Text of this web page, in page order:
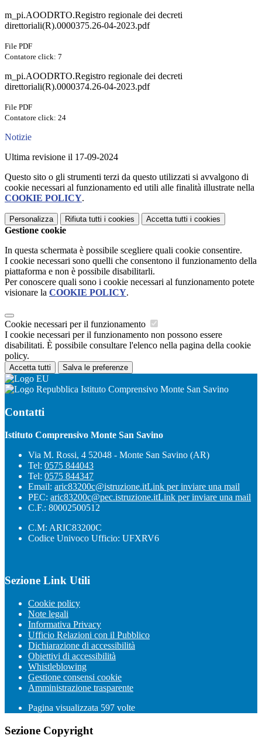
m_pi.AOODRTO.Registro regionale dei decreti
direttoriali(R).0000375.26-04-2023.pdf
File PDF
Contatore click: 7
m_pi.AOODRTO.Registro regionale dei decreti
direttoriali(R).0000374.26-04-2023.pdf
File PDF
Contatore click: 24
Notizie
Ultima revisione il 17-09-2024
Questo sito o gli strumenti terzi da questo utilizzati si avvalgono di
cookie necessari al funzionamento ed utili alle finalità illustrate nella
COOKIE POLICY.
Personalizza Rifiuta tutti i cookies Accetta tutti i cookies
Gestione cookie
In questa schermata è possibile scegliere quali cookie consentire.
I cookie necessari sono quelli che consentono il funzionamento della
piattaforma e non è possibile disabilitarli.
Per conoscere quali sono i cookie necessari al funzionamento potete
visionare la COOKIE POLICY.
Cookie necessari per il funzionamento
I cookie necessari per il funzionamento non possono essere
disabilitati. È possibile consultare l'elenco nella pagina della cookie
policy.
Accetta tutti Salva le preferenze
Istituto Comprensivo Monte San Savino
Contatti
Istituto Comprensivo Monte San Savino
Via M. Rossi, 4 52048 - Monte San Savino (AR)
Tel: 0575 844043
Tel: 0575 844347
Email: aric83200c@istruzione.itLink per inviare una mail
PEC: aric83200c@pec.istruzione.itLink per inviare una mail
C.F.: 80002500512
C.M: ARIC83200C
Codice Univoco Ufficio: UFXRV6
Sezione Link Utili
Cookie policy
Note legali
Informativa Privacy
Ufficio Relazioni con il Pubblico
Dichiarazione di accessibilità
Obiettivi di accessibilità
Whistleblowing
Gestione consensi cookie
Amministrazione trasparente
Pagina visualizzata 597 volte
Sezione Copyright